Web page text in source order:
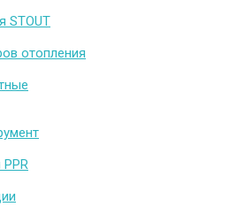
STOUT
отопления